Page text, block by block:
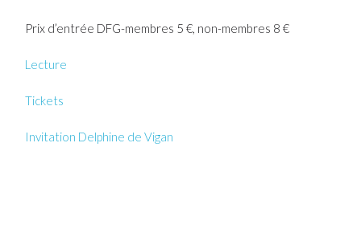
Prix d’entrée DFG-membres 5 €, non-membres 8 €
Lecture
Tickets
Invitation Delphine de Vigan